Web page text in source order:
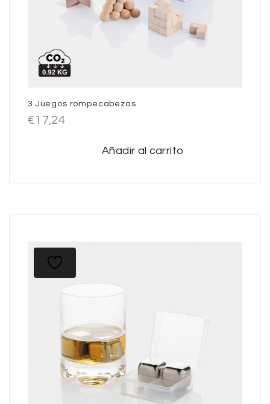
3 Juegos rompecabezas
€17,24
Añadir al carrito